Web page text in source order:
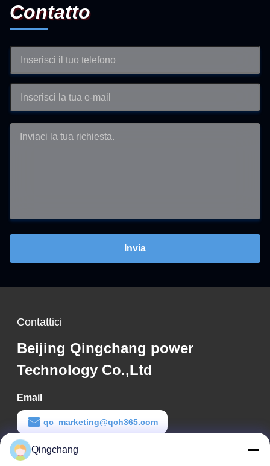
Contatto
Invia
Contattici
Beijing Qingchang power
Technology Co.,Ltd
Email
qc_marketing@qch365.com
Tempo di lavoro
Qingchang